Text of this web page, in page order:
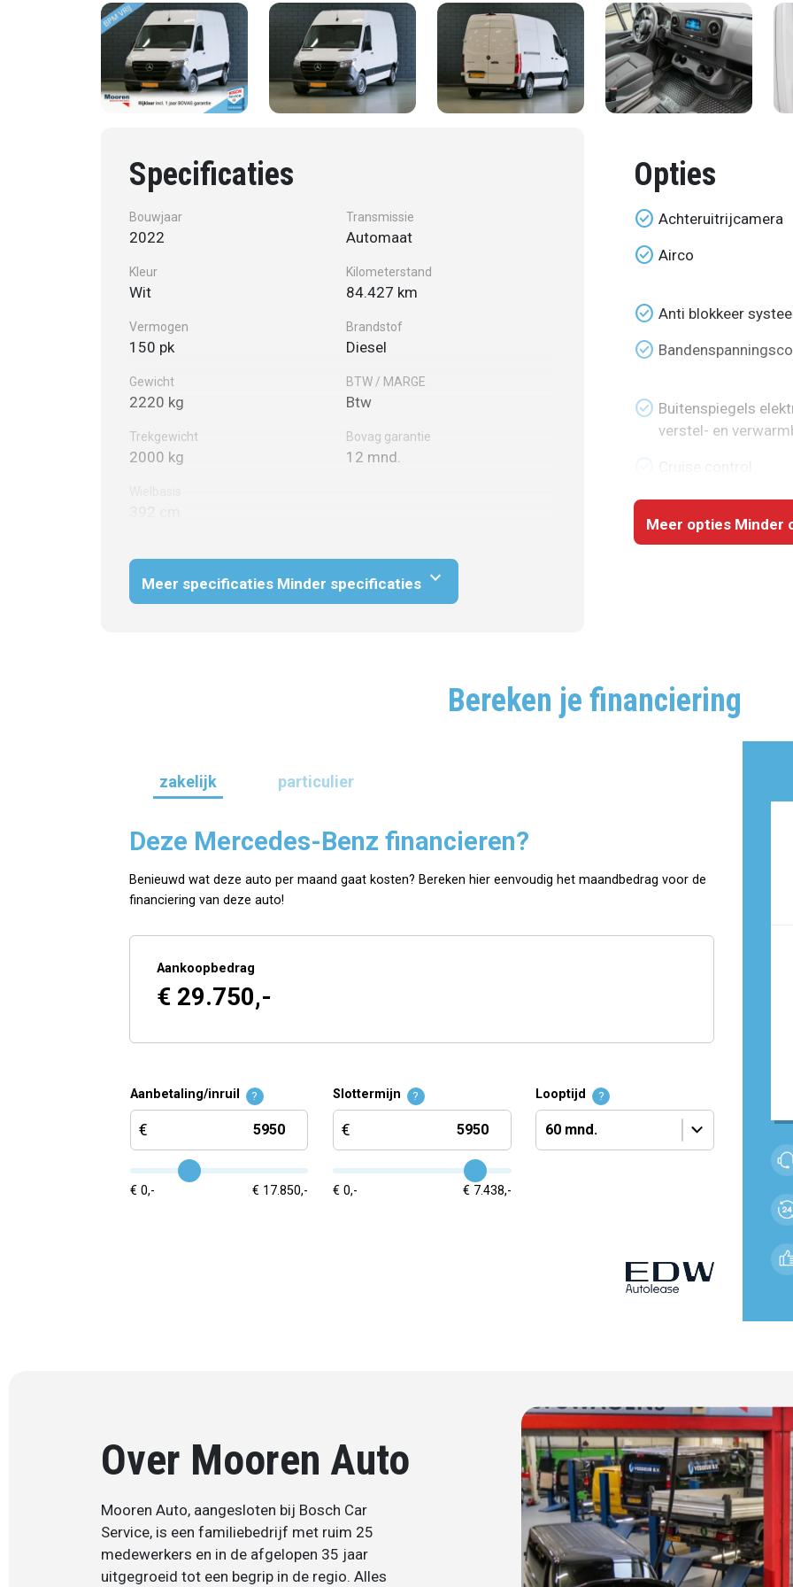
Specificaties
Bouwjaar
2022
Transmissie
Automaat
Kleur
Wit
Kilometerstand
84.427 km
Vermogen
150 pk
Brandstof
Diesel
Gewicht
2220 kg
BTW / MARGE
Btw
Trekgewicht
2000 kg
Bovag garantie
12 mnd.
Meer specificaties Minder specificaties expand_more
Opties
check_circle Achteruitrijcamera
check_circle Airco
check_circle Anti blokkeer
check_circle
check_circle Buitenspiegels
verstel- en
Meer opties Minder
Bereken je financiering
zakelijk particulier
Deze Mercedes-Benz financieren?
Benieuwd wat deze auto per maand gaat kosten? Bereken hier eenvoudig het maandbedrag voor de
financiering van deze auto!
Aankoopbedrag
€ 29.750,-
Aanbetaling/inruil ?
€ 0,- € 17.850,-
Slottermijn ?
€ 0,- € 7.438,-
Looptijd ?
Over Mooren Auto
Mooren Auto, aangesloten bij Bosch Car
Service, is een familiebedrijf met ruim 25
medewerkers en in de afgelopen 35 jaar
uitgegroeid tot een begrip in de regio. Alles